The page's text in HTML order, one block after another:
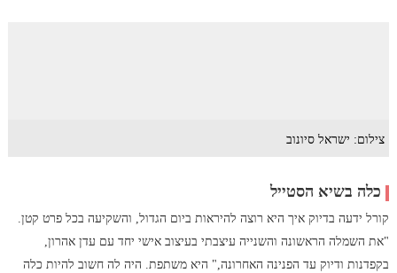
צילום: ישראל סיונוב
כלה בשיא הסטייל
קורל ידעה בדיוק איך היא רוצה להיראות ביום הגדול, והשקיעה בכל פרט קטן.
"את השמלה הראשונה והשנייה עיצבתי בעיצוב אישי יחד עם עדן אהרון,
בקפדנות ודיוק עד הפנינה האחרונה," היא משתפת. היה לה חשוב להיות כלה